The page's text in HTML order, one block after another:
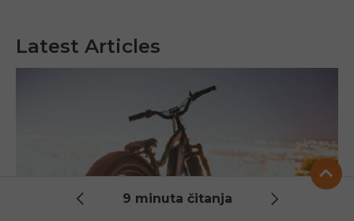
9 minuta čitanja
Latest Articles